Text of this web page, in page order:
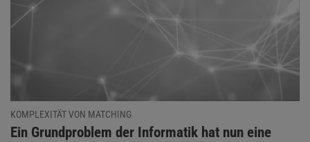
KOMPLEXITÄT VON MATCHING
:
Ein Grundproblem der Informatik hat nun eine